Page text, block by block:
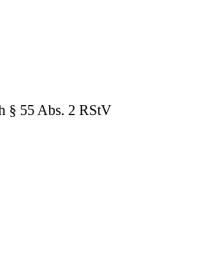
§ 55 Abs. 2 RStV